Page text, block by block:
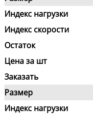
Индекс нагрузки
Индекс скорости
Остаток
Цена за шт
Заказать
Размер
Индекс нагрузки